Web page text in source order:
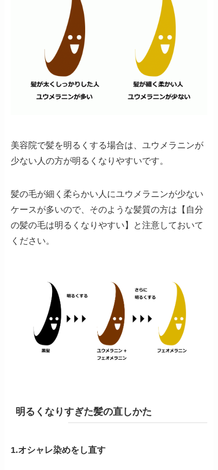
美容院で髪を明るくする場合は、ユウメラニンが
少ない人の方が明るくなりやすいです。
髪の毛が細く柔らかい人にユウメラニンが少ない
ケースが多いので、そのような髪質の方は【自分
の髪の毛は明るくなりやすい】と注意しておいて
ください。
明るくなりすぎた髪の直しかた
1.オシャレ染めをし直す